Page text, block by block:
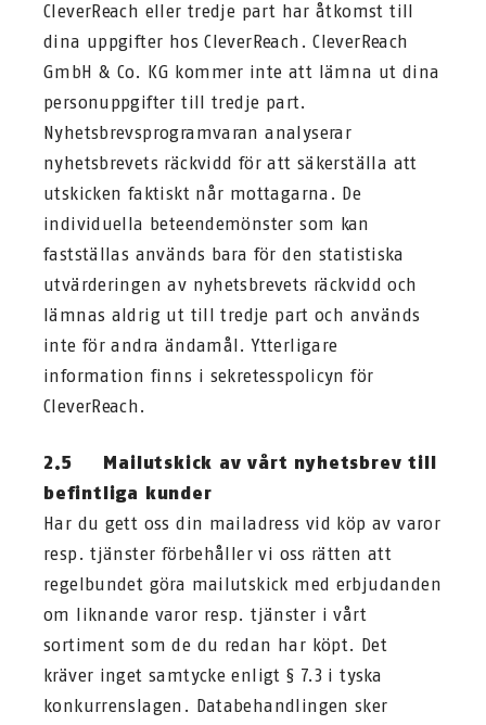
CleverReach eller tredje part har åtkomst till
dina uppgifter hos CleverReach. CleverReach
GmbH & Co. KG kommer inte att lämna ut dina
personuppgifter till tredje part.
Nyhetsbrevsprogramvaran analyserar
nyhetsbrevets räckvidd för att säkerställa att
utskicken faktiskt når mottagarna. De
individuella beteendemönster som kan
fastställas används bara för den statistiska
utvärderingen av nyhetsbrevets räckvidd och
lämnas aldrig ut till tredje part och används
inte för andra ändamål. Ytterligare
information finns i sekretesspolicyn för
CleverReach.
2.5 Mailutskick av vårt nyhetsbrev till
befintliga kunder
Har du gett oss din mailadress vid köp av varor
resp. tjänster förbehåller vi oss rätten att
regelbundet göra mailutskick med erbjudanden
om liknande varor resp. tjänster i vårt
sortiment som de du redan har köpt. Det
kräver inget samtycke enligt § 7.3 i tyska
konkurrenslagen. Databehandlingen sker